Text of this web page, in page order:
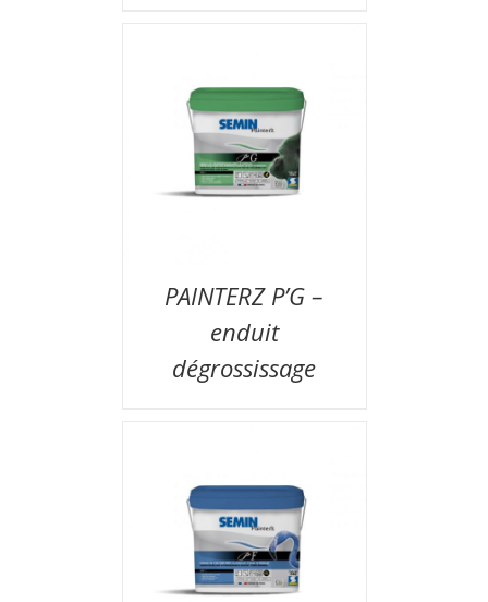
PAINTERZ P’G –
enduit
dégrossissage